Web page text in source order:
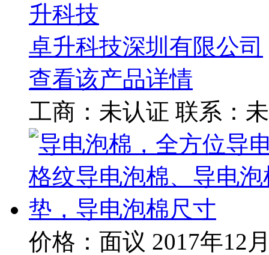
升科技
卓升科技深圳有限公司
查看该产品详情
工商： 未认证 联系：
价格：面议 2017年12